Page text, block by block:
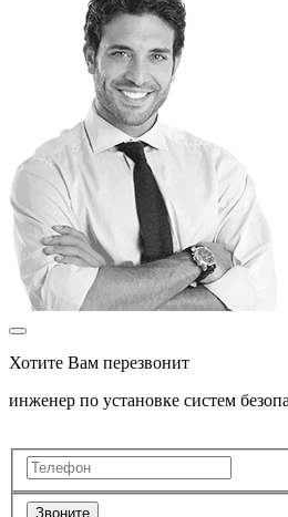
Хотите Вам перезвонит
инженер по установке систем
Звоните